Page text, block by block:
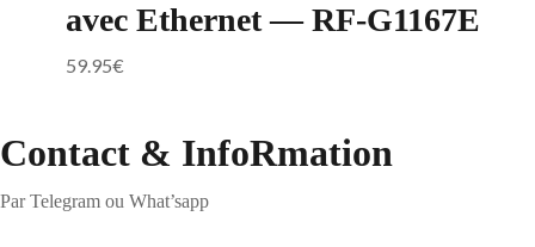
avec Ethernet — RF-G1167E
59.95€
Contact & InfoRmation
Par Telegram ou What’sapp